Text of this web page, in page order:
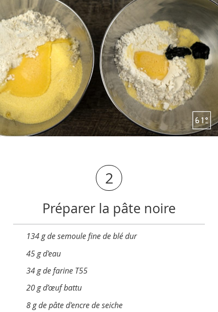
2
Préparer la pâte noire
134 g de semoule fine de blé dur
45 g d'eau
34 g de farine T55
20 g d’œuf battu
8 g de pâte d'encre de seiche